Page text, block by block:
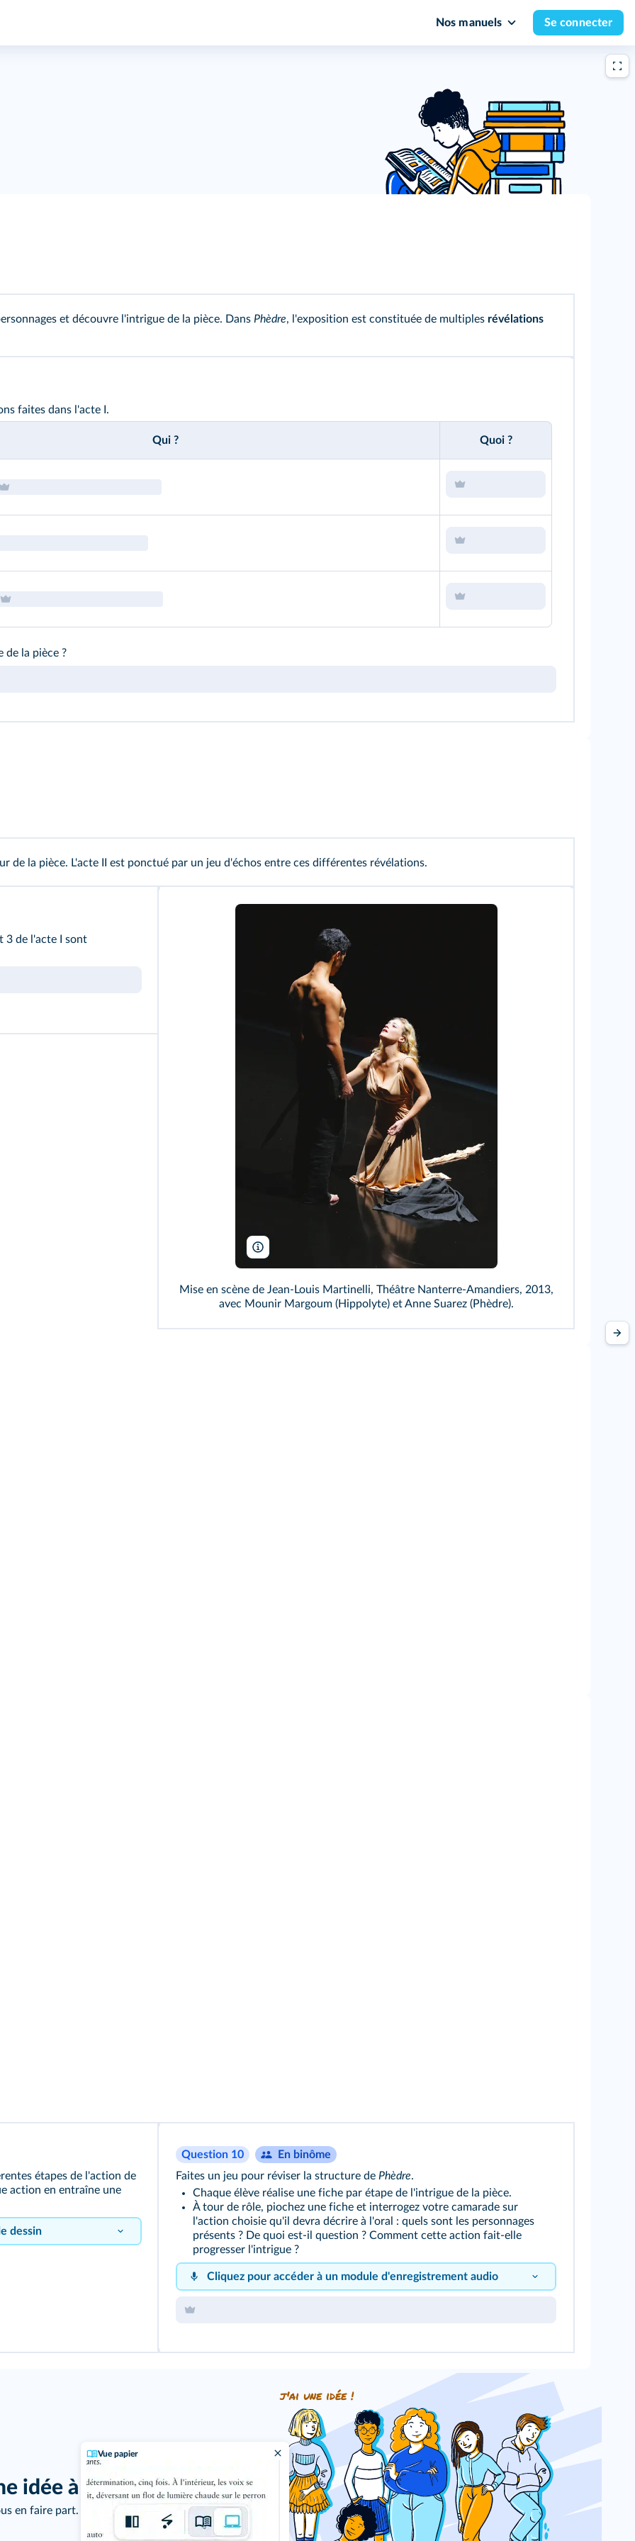
Nos manuels Se connecter
Vue papier
et découvre l'intrigue de la pièce. Dans Phèdre, l'exposition est constituée de multiples révélations
faites dans l'acte I.
Qui ? Quoi ?
de la pièce ?
de la pièce. L'acte II est ponctué par un jeu d'échos entre ces différentes révélations.
3 de l'acte I sont
Mise en scène de Jean-Louis Martinelli, Théâtre Nanterre-Amandiers, 2013,
avec Mounir Margoum (Hippolyte) et Anne Suarez (Phèdre).
étapes de l'action de
action en entraîne une
dessin
Question 10
En binôme
Faites un jeu pour réviser la structure de Phèdre.
Chaque élève réalise une fiche par étape de l'intrigue de la pièce.
À tour de rôle, piochez une fiche et interrogez votre camarade sur
l'action choisie qu'il devra décrire à l'oral : quels sont les personnages
présents ? De quoi est-il question ? Comment cette action fait-elle
progresser l'intrigue ?
Cliquez pour accéder à un module d'enregistrement audio
Cliquez sur le bouton pour vous enregistrer !
idée à proposer ?
en faire part.
j'ai une idée !